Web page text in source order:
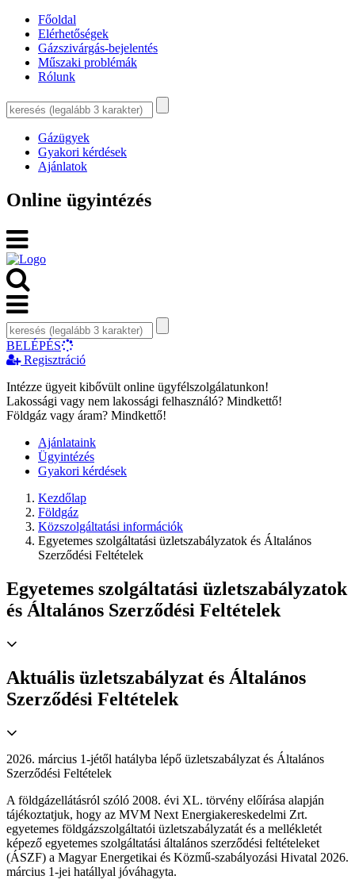
Főoldal
Elérhetőségek
Gázszivárgás-bejelentés
Műszaki problémák
Rólunk
Gázügyek
Gyakori kérdések
Ajánlatok
Online ügyintézés
BELÉPÉS
Regisztráció
Intézze ügyeit kibővült online ügyfélszolgálatunkon!
Lakossági vagy nem lakossági felhasználó? Mindkettő!
Földgáz vagy áram? Mindkettő!
Ajánlataink
Ügyintézés
Gyakori kérdések
Kezdőlap
Földgáz
Közszolgáltatási információk
Egyetemes szolgáltatási üzletszabályzatok és Általános
Szerződési Feltételek
Egyetemes szolgáltatási üzletszabályzatok
és Általános Szerződési Feltételek
Aktuális üzletszabályzat és Általános
Szerződési Feltételek
2026. március 1-jétől hatályba lépő üzletszabályzat és Általános
Szerződési Feltételek
A földgázellátásról szóló 2008. évi XL. törvény előírása alapján
tájékoztatjuk, hogy az MVM Next Energiakereskedelmi Zrt.
egyetemes földgázszolgáltatói üzletszabályzatát és a mellékletét
képező egyetemes szolgáltatási általános szerződési feltételeket
(ÁSZF) a Magyar Energetikai és Közmű-szabályozási Hivatal 2026.
március 1-jei hatállyal jóváhagyta.